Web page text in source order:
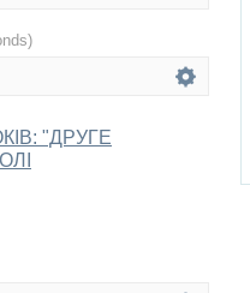
"ДРУГЕ